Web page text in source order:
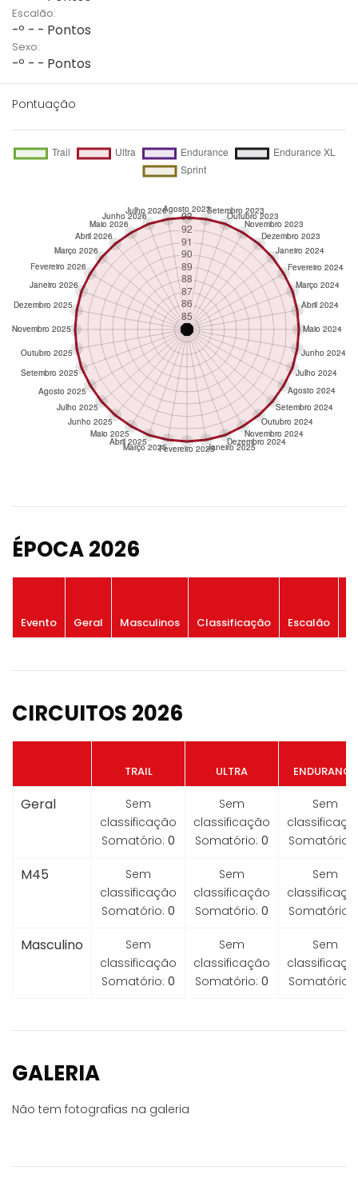
Escalão:
-º - - Pontos
Sexo:
-º - - Pontos
Pontuação
ÉPOCA 2026
Evento Geral Masculinos Classificação Escalão
CIRCUITOS 2026
TRAIL ULTRA ENDURANCE
Geral
Sem
classificação
Somatório: 0
Sem
classificação
Somatório: 0
Sem
Somatório:
M45
Sem
classificação
Somatório: 0
Sem
classificação
Somatório: 0
Sem
Somatório:
Masculino
Sem
classificação
Somatório: 0
Sem
classificação
Somatório: 0
Sem
Somatório:
GALERIA
Não tem fotografias na galeria